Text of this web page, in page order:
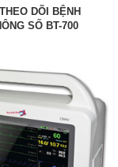
DÕI BỆNH
SỐ BT-700